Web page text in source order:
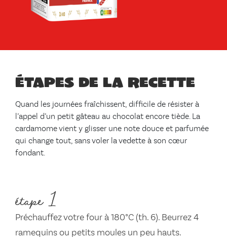
Étapes de la recette
Quand les journées fraîchissent, difficile de résister à
l’appel d’un petit gâteau au chocolat encore tiède. La
cardamome vient y glisser une note douce et parfumée
qui change tout, sans voler la vedette à son cœur
fondant.
étape 1
Préchauffez votre four à 180°C (th. 6). Beurrez 4
ramequins ou petits moules un peu hauts.